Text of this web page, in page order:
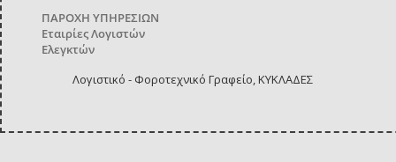
ΠΑΡΟΧΗ ΥΠΗΡΕΣΙΩΝ
Εταιρίες Λογιστών
Ελεγκτών
Λογιστικό - Φοροτεχνικό Γραφείο, ΚΥΚΛΑΔΕΣ